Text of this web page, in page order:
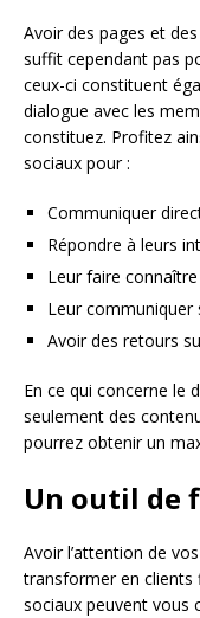
Avoir des pages et
suffit cependant pas
ceux-ci constituent
dialogue avec les
constituez. Profitez
sociaux pour :
Communiquer
Répondre à leurs
Leur faire
Leur communiquer
Avoir des retours
En ce qui concerne le
seulement des
pourrez obtenir un
Un outil de
Avoir l’attention de
transformer en clients
sociaux peuvent vous